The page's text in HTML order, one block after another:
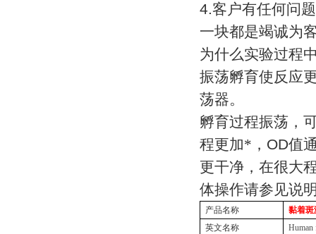
4.客户有任何问
一块都是竭诚为
为什么实验过程
振荡孵育使反应
荡器。
孵育过程振荡，
程更加*， OD值
更干净，在很大
体操作请参见说
产品名称
黏着斑
英文名称
Human